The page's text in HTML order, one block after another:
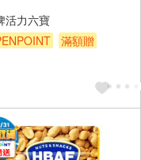
活力六寶
滿額贈